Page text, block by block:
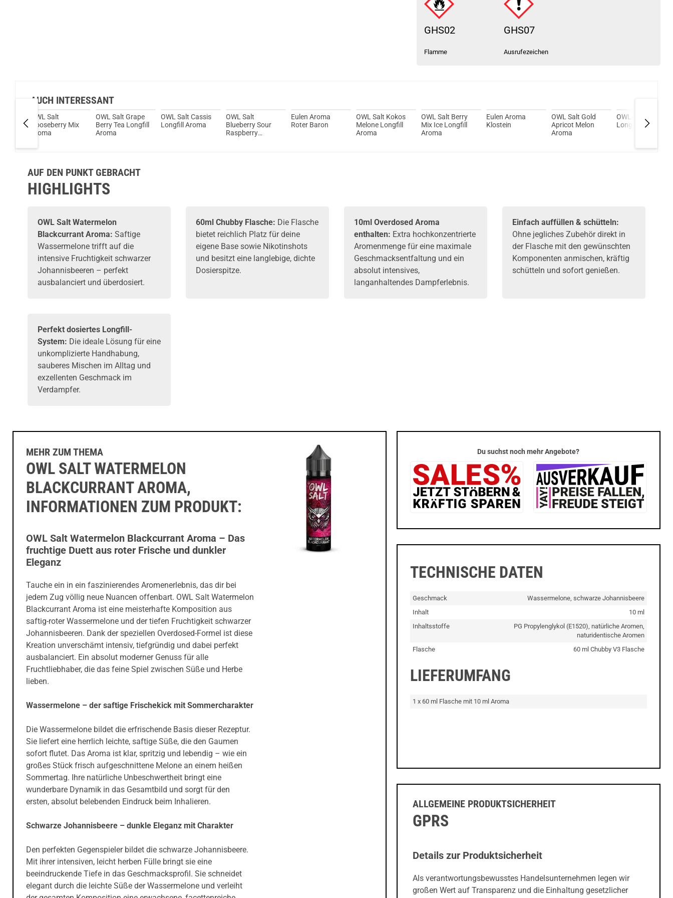
GHS02
Flamme
GHS07
Ausrufezeichen
AUCH INTERESSANT
OWL Salt
Gooseberry Mix
Aroma
OWL Salt Grape
Berry Tea Longfill
Aroma
OWL Salt Cassis
Longfill Aroma
OWL Salt
Blueberry Sour
Raspberry
Eulen Aroma
Roter Baron
OWL Salt Kokos
Melone Longfill
Aroma
OWL Salt Berry
Mix Ice Longfill
Aroma
Eulen Aroma
Klostein
OWL Salt Gold
Apricot Melon
Aroma
OWL Salt Mango
Longfill Aroma
AUF DEN PUNKT GEBRACHT
HIGHLIGHTS
OWL Salt Watermelon
Blackcurrant Aroma: Saftige
Wassermelone trifft auf die
intensive Fruchtigkeit schwarzer
Johannisbeeren – perfekt
ausbalanciert und überdosiert.
60ml Chubby Flasche: Die Flasche
bietet reichlich Platz für deine
eigene Base sowie Nikotinshots
und besitzt eine langlebige, dichte
Dosierspitze.
10ml Overdosed Aroma
enthalten: Extra hochkonzentrierte
Aromenmenge für eine maximale
Geschmacksentfaltung und ein
absolut intensives,
langanhaltendes Dampferlebnis.
Einfach auffüllen & schütteln:
Ohne jegliches Zubehör direkt in
der Flasche mit den gewünschten
Komponenten anmischen, kräftig
schütteln und sofort genießen.
Perfekt dosiertes Longfill-
System: Die ideale Lösung für eine
unkomplizierte Handhabung,
sauberes Mischen im Alltag und
exzellenten Geschmack im
Verdampfer.
MEHR ZUM THEMA
OWL SALT WATERMELON
BLACKCURRANT AROMA,
INFORMATIONEN ZUM PRODUKT:
OWL Salt Watermelon Blackcurrant Aroma – Das
fruchtige Duett aus roter Frische und dunkler
Eleganz
Tauche ein in ein faszinierendes Aromenerlebnis, das dir bei
jedem Zug völlig neue Nuancen offenbart. OWL Salt Watermelon
Blackcurrant Aroma ist eine meisterhafte Komposition aus
saftig-roter Wassermelone und der tiefen Fruchtigkeit schwarzer
Johannisbeeren. Dank der speziellen Overdosed-Formel ist diese
Kreation unverschämt intensiv, tiefgründig und dabei perfekt
ausbalanciert. Ein absolut moderner Genuss für alle
Fruchtliebhaber, die das feine Spiel zwischen Süße und Herbe
lieben.
Wassermelone – der saftige Frischekick mit Sommercharakter
Die Wassermelone bildet die erfrischende Basis dieser Rezeptur.
Sie liefert eine herrlich leichte, saftige Süße, die den Gaumen
sofort flutet. Das Aroma ist klar, spritzig und lebendig – wie ein
großes Stück frisch aufgeschnittene Melone an einem heißen
Sommertag. Ihre natürliche Unbeschwertheit bringt eine
wunderbare Dynamik in das Gesamtbild und sorgt für den
ersten, absolut belebenden Eindruck beim Inhalieren.
Schwarze Johannisbeere – dunkle Eleganz mit Charakter
Den perfekten Gegenspieler bildet die schwarze Johannisbeere.
Mit ihrer intensiven, leicht herben Fülle bringt sie eine
beeindruckende Tiefe in das Geschmacksprofil. Sie schneidet
elegant durch die leichte Süße der Wassermelone und verleiht
Du suchst noch mehr Angebote?
TECHNISCHE DATEN
Geschmack
Wassermelone, schwarze Johannisbeere
Inhalt
10 ml
Inhaltsstoffe
PG Propylenglykol (E1520), natürliche Aromen,
naturidentische Aromen
Flasche
60 ml Chubby V3 Flasche
LIEFERUMFANG
1 x 60 ml Flasche mit 10 ml Aroma
ALLGEMEINE PRODUKTSICHERHEIT
GPRS
Details zur Produktsicherheit
Als verantwortungsbewusstes Handelsunternehmen legen wir
großen Wert auf Transparenz und die Einhaltung gesetzlicher